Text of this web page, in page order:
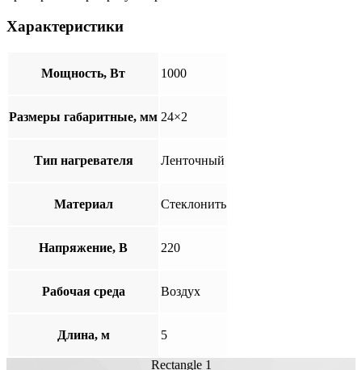
Характеристики
Мощность, Вт 1000
Размеры габаритные, мм 24×2
Тип нагревателя Ленточный
Материал Стеклонить
Напряжение, В 220
Рабочая среда Воздух
Длина, м 5
Rectangle 1